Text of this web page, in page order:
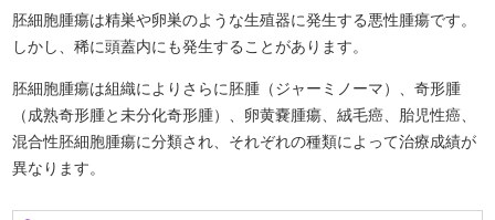
胚細胞腫瘍は精巣や卵巣のような生殖器に発生する悪性腫瘍です。
しかし、稀に頭蓋内にも発生することがあります。
胚細胞腫瘍は組織によりさらに胚腫（ジャーミノーマ）、奇形腫
（成熟奇形腫と未分化奇形腫）、卵黄嚢腫瘍、絨毛癌、胎児性癌、
混合性胚細胞腫瘍に分類され、それぞれの種類によって治療成績が
異なります。